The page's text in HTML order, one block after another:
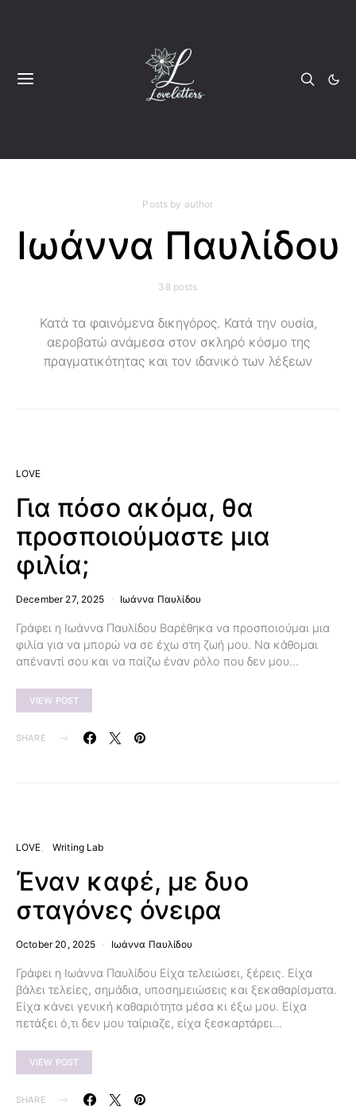
Posts by author
Ιωάννα Παυλίδου
38 posts
Κατά τα φαινόμενα δικηγόρος. Κατά την ουσία,
αεροβατώ ανάμεσα στον σκληρό κόσμο της
πραγματικότητας και τον ιδανικό των λέξεων
LOVE
Για πόσο ακόμα, θα
προσποιούμαστε μια
φιλία;
December 27, 2025 Ιωάννα Παυλίδου
Γράφει η Ιωάννα Παυλίδου Βαρέθηκα να προσποιούμαι μια
φιλία για να μπορώ να σε έχω στη ζωή μου. Να κάθομαι
απέναντί σου και να παίζω έναν ρόλο που δεν μου…
VIEW POST
SHARE
LOVE Writing Lab
Έναν καφέ, με δυο
σταγόνες όνειρα
October 20, 2025 Ιωάννα Παυλίδου
Γράφει η Ιωάννα Παυλίδου Είχα τελειώσει, ξέρεις. Είχα
βάλει τελείες, σημάδια, υποσημειώσεις και ξεκαθαρίσματα.
Είχα κάνει γενική καθαριότητα μέσα κι έξω μου. Είχα
πετάξει ό,τι δεν μου ταίριαζε, είχα ξεσκαρτάρει…
VIEW POST
SHARE